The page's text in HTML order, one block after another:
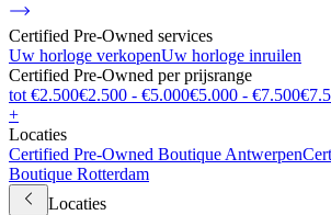
Certified Pre-Owned services
Uw horloge verkopenUw horloge inruilen
Certified Pre-Owned per prijsrange
tot €2.500€2.500 - €5.000€5.000 - €7.500
+
Locaties
Certified Pre-Owned Boutique Antwerpen
Boutique Rotterdam
Locaties